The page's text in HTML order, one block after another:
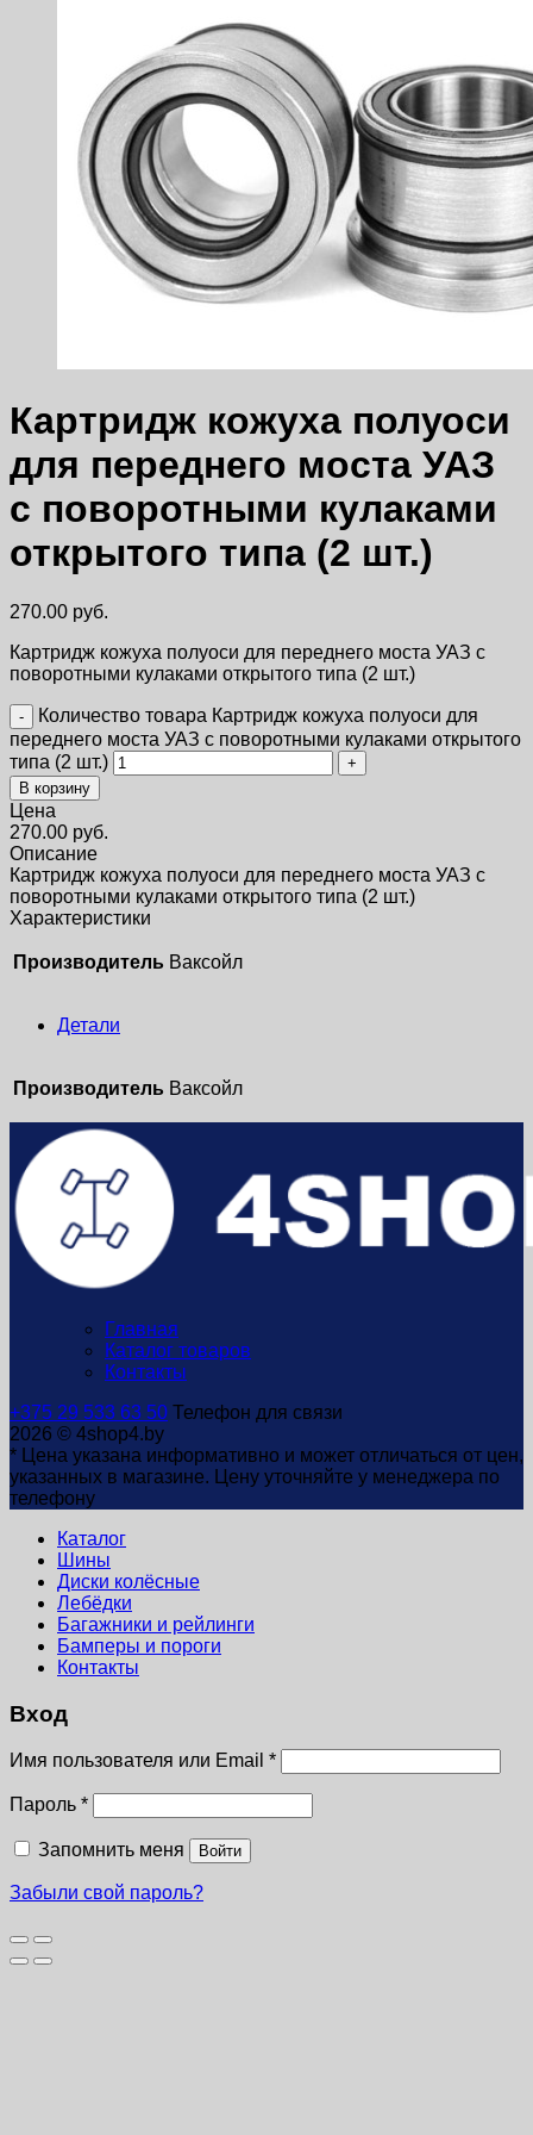
Картридж кожуха полуоси
для переднего моста УАЗ
с поворотными кулаками
открытого типа (2 шт.)
270.00 руб.
Картридж кожуха полуоси для переднего моста УАЗ с
поворотными кулаками открытого типа (2 шт.)
Количество товара Картридж кожуха полуоси для
переднего моста УАЗ с поворотными кулаками открытого
типа (2 шт.)
В корзину
Цена
270.00 руб.
Описание
Картридж кожуха полуоси для переднего моста УАЗ с
поворотными кулаками открытого типа (2 шт.)
Характеристики
Производитель Ваксойл
Детали
Производитель Ваксойл
Главная
Каталог товаров
Контакты
+375 29 533 63 50 Телефон для связи
2026 © 4shop4.by
* Цена указана информативно и может отличаться от цен,
указанных в магазине. Цену уточняйте у менеджера по
телефону
Каталог
Шины
Диски колёсные
Лебёдки
Багажники и рейлинги
Бамперы и пороги
Контакты
Вход
Имя пользователя или Email *
Пароль *
Запомнить меня Войти
Забыли свой пароль?